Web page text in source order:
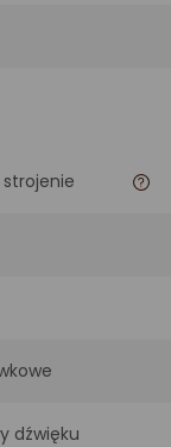
dźwięku